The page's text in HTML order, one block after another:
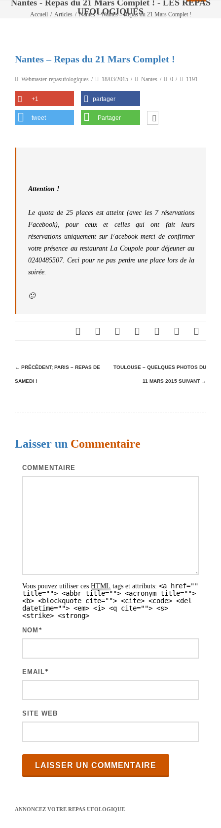
Nantes - Repas du 21 Mars Complet ! - LES REPAS
UFOLOGIQUES
Accueil / Articles / Nantes / Nantes – Repas du 21 Mars Complet !
Nantes – Repas du 21 Mars Complet !
Webmaster-repasufologiques 18/03/2015 Nantes 0 1191
+1 partager
tweet Partager
Attention !
Le quota de 25 places est atteint (avec les 7 réservations
Facebook), pour ceux et celles qui ont fait leurs
réservations uniquement sur Facebook merci de confirmer
votre présence au restaurant La Coupole pour déjeuner au
0240485507. Ceci pour ne pas perdre une place lors de la
soirée.
🙂
N
a
a
← PRÉCÉDENT; PARIS – REPAS DE
SAMEDI !
TOULOUSE – QUELQUES PHOTOS DU
11 MARS 2015 SUIVANT →
Laisser un Commentaire
COMMENTAIRE
Vous pouvez utiliser ces HTML tags et attributs: <a href=""
title=""> <abbr title=""> <acronym title="">
<b> <blockquote cite=""> <cite> <code> <del
datetime=""> <em> <i> <q cite=""> <s>
<strike> <strong>
NOM *
EMAIL*
SITE WEB
ANNONCEZ VOTRE REPAS UFOLOGIQUE